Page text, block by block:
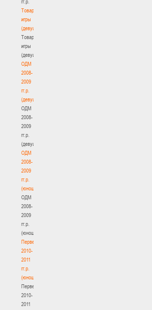
гг.р.
Товарищеские
игры
(девушки)
Товарищеские
игры
(девушки)
ОДМ
2008-
2009
гг.р.
(девушки)
ОДМ
2008-
2009
гг.р.
(девушки)
ОДМ
2008-
2009
гг.р.
(юноши)
ОДМ
2008-
2009
гг.р.
(юноши)
Первенство
2010-
2011
гг.р.
(юноши)
Первенство
2010-
2011